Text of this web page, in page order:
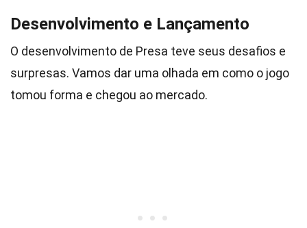
Desenvolvimento e Lançamento
O desenvolvimento de Presa teve seus desafios e
surpresas. Vamos dar uma olhada em como o jogo
tomou forma e chegou ao mercado.